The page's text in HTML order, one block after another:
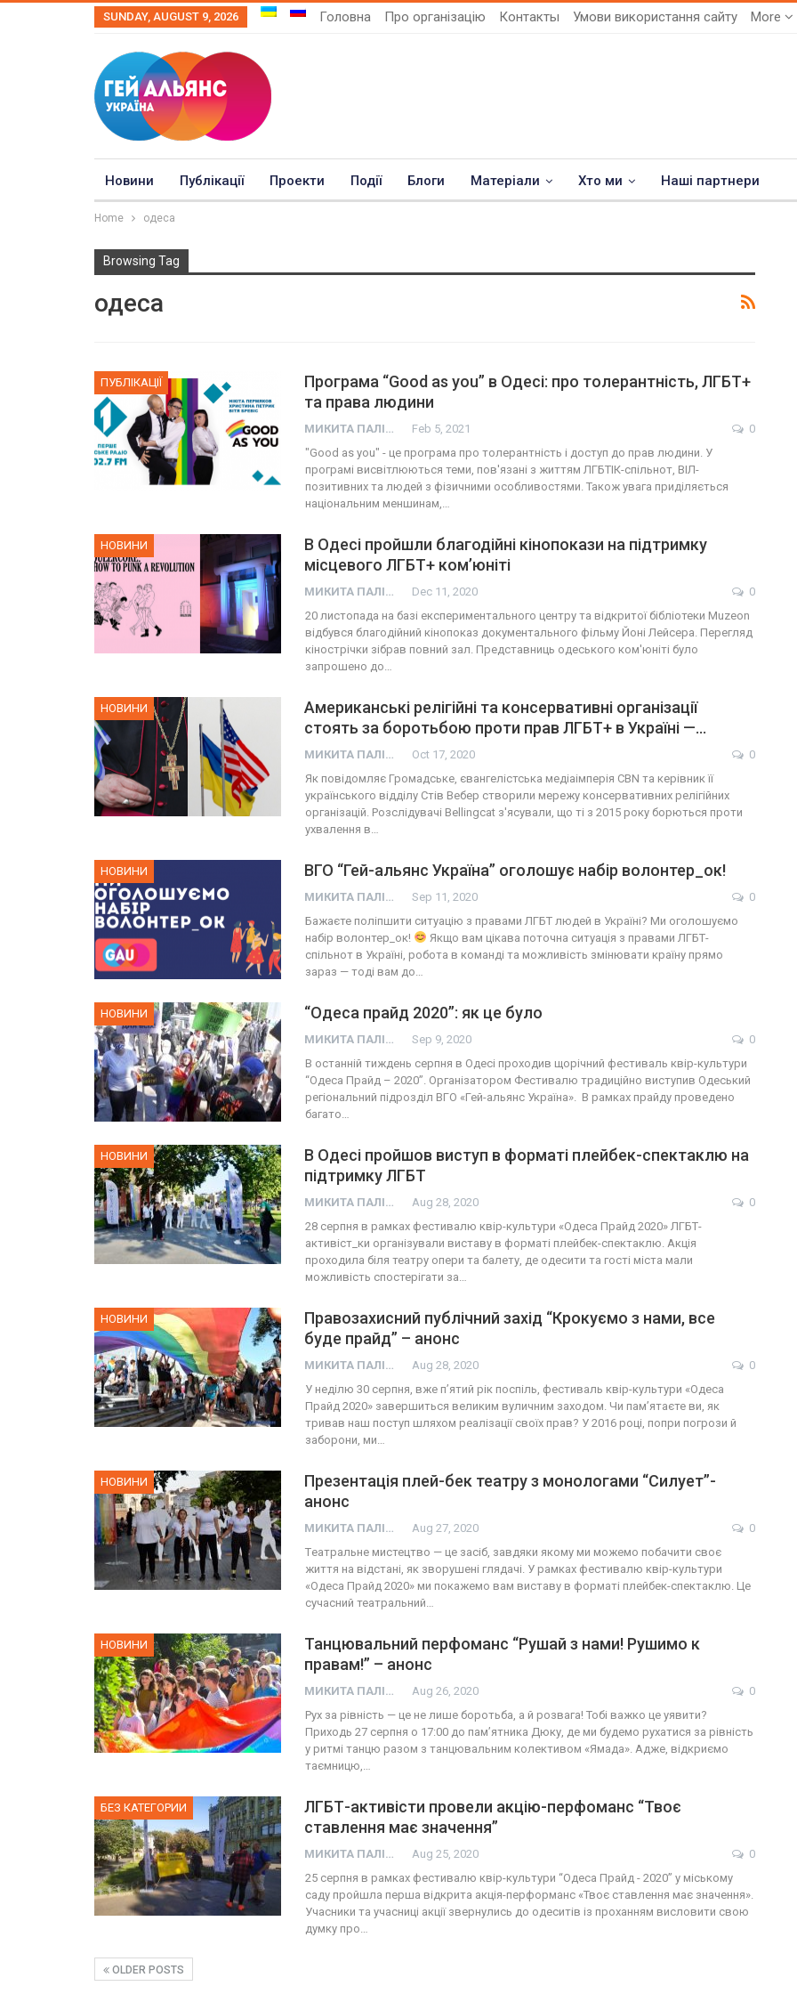
SUNDAY, AUGUST 9, 2026 Головна Про організацію Контакты Умови використання сайту More
Новини Публікації Проекти Події Блоги Матеріали Хто ми Наші партнери
Home одеса
Browsing Tag
одеса
ПУБЛІКАЦІЇ
Програма “Good as you” в Одесі: про толерантність, ЛГБТ+
та права людини
МИКИТА ПАЛІЙ Feb 5, 2021
0
"Good as you" - це програма про толерантність і доступ до прав людини. У
програмі висвітлюються теми, пов'язані з життям ЛГБТІК-спільнот, ВІЛ-
позитивних та людей з фізичними особливостями. Також увага приділяється
національним меншинам,…
НОВИНИ
В Одесі пройшли благодійні кінопокази на підтримку
місцевого ЛГБТ+ ком’юніті
МИКИТА ПАЛІЙ Dec 11, 2020
0
20 листопада на базі експериментального центру та відкритої бібліотеки Muzeon
відбувся благодійний кінопоказ документального фільму Йоні Лейсера. Перегляд
кінострічки зібрав повний зал. Представниць одеського ком'юніті було
запрошено до…
НОВИНИ
Американські релігійні та консервативні організації
стоять за боротьбою проти прав ЛГБТ+ в Україні —…
МИКИТА ПАЛІЙ Oct 17, 2020
0
Як повідомляє Громадське, євангелістська медіаімперія CBN та керівник її
українського відділу Стів Вебер створили мережу консервативних релігійних
організацій. Розслідувачі Bellingcat з'ясували, що ті з 2015 року борються проти
ухвалення в…
НОВИНИ ВГО “Гей-альянс Україна” оголошує набір волонтер_ок!
МИКИТА ПАЛІЙ Sep 11, 2020
0
Бажаєте поліпшити ситуацію з правами ЛГБТ людей в Україні? Ми оголошуємо
набір волонтер_ок!
Якщо вам цікава поточна ситуація з правами ЛГБТ-
спільнот в Україні, робота в команді та можливість змінювати країну прямо
зараз — тоді вам до…
НОВИНИ “Одеса прайд 2020”: як це було
МИКИТА ПАЛІЙ Sep 9, 2020
0
В останній тиждень серпня в Одесі проходив щорічний фестиваль квір-культури
“Одеса Прайд – 2020”. Організатором Фестивалю традиційно виступив Одеський
регіональний підрозділ ВГО «Гей-альянс Україна». В рамках прайду проведено
багато…
НОВИНИ
В Одесі пройшов виступ в форматі плейбек-спектаклю на
підтримку ЛГБТ
МИКИТА ПАЛІЙ Aug 28, 2020
0
28 серпня в рамках фестивалю квір-культури «Одеса Прайд 2020» ЛГБТ-
активіст_ки організували виставу в форматі плейбек-спектаклю. Акція
проходила біля театру опери та балету, де одесити та гості міста мали
можливість спостерігати за…
НОВИНИ
Правозахисний публічний захід “Крокуємо з нами, все
буде прайд” – анонс
МИКИТА ПАЛІЙ Aug 28, 2020
0
У неділю 30 серпня, вже п’ятий рік поспіль, фестиваль квір-культури «Одеса
Прайд 2020» завершиться великим вуличним заходом. Чи пам’ятаєте ви, як
тривав наш поступ шляхом реалізації своїх прав? У 2016 році, попри погрози й
заборони, ми…
НОВИНИ
Презентація плей-бек театру з монологами “Силует”-
анонс
МИКИТА ПАЛІЙ Aug 27, 2020
0
Tеатральне мистецтво — це засіб, завдяки якому ми можемо побачити своє
життя на відстані, як зворушені глядачі. У рамках фестивалю квір-культури
«Одеса Прайд 2020» ми покажемо вам виставу в форматі плейбек-спектаклю. Це
сучасний театральний…
НОВИНИ
Танцювальний перфоманс “Рушай з нами! Рушимо к
правам!” – анонс
МИКИТА ПАЛІЙ Aug 26, 2020
0
Рух за рівність — це не лише боротьба, а й розвага! Тобі важко це уявити?
Приходь 27 серпня о 17:00 до пам’ятника Дюку, де ми будемо рухатися за рівність
у ритмі танцю разом з танцювальним колективом «Ямада». Адже, відкриємо
таємницю,…
БЕЗ КАТЕГОРИИ
ЛГБТ-активісти провели акцію-перфоманс “Твоє
ставлення має значення”
МИКИТА ПАЛІЙ Aug 25, 2020
0
25 серпня в рамках фестивалю квір-культури “Одеса Прайд - 2020” у міському
саду пройшла перша відкрита акція-перформанс «Твоє ставлення має значення».
Учасники та учасниці акції звернулись до одеситів із проханням висловити свою
думку про…
OLDER POSTS